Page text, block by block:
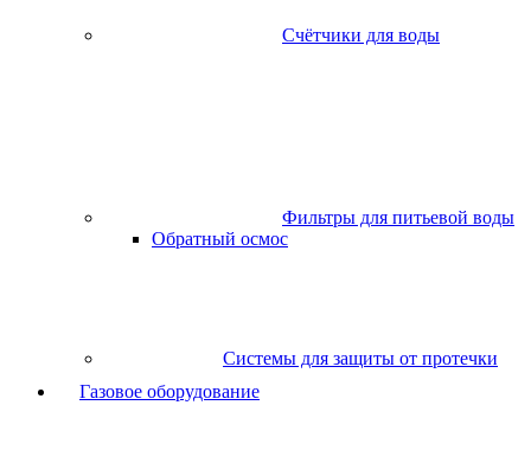
Счётчики для воды
Фильтры для питьевой воды
Обратный осмос
Системы для защиты от протечки
Газовое оборудование